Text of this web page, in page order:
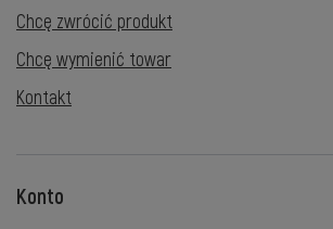
Chcę zwrócić produkt
Chcę wymienić towar
Kontakt
Konto